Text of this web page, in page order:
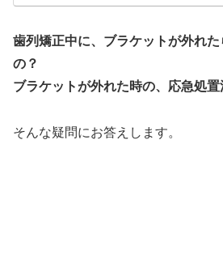
歯列矯正中に、ブラケットが外れ
の？
ブラケットが外れた時の、応急処
そんな疑問にお答えします。